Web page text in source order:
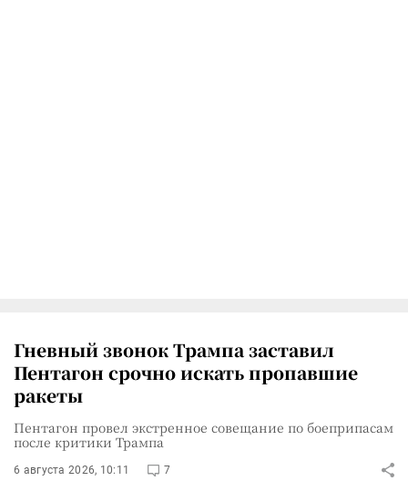
Гневный звонок Трампа заставил
Пентагон срочно искать пропавшие
ракеты
Пентагон провел экстренное совещание по боеприпасам
после критики Трампа
6 августа 2026, 10:11 7